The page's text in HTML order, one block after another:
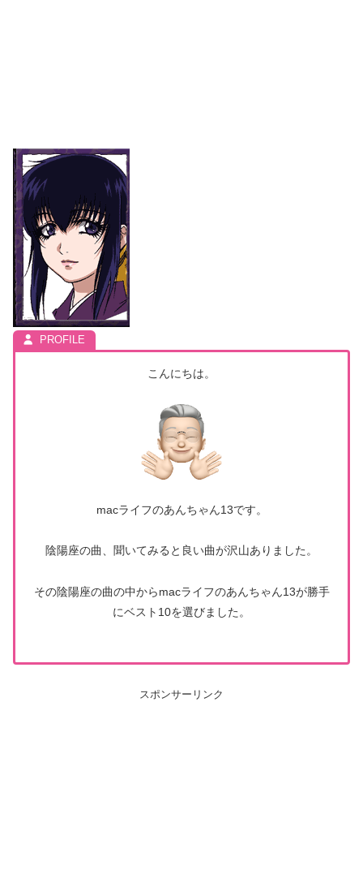
こんにちは。
macライフのあんちゃん13です。
陰陽座の曲、聞いてみると良い曲が沢山ありました。
その陰陽座の曲の中からmacライフのあんちゃん13が勝手
にベスト10を選びました。
スポンサーリンク